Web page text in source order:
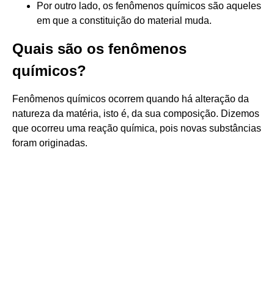
Por outro lado, os fenômenos químicos são aqueles
em que a constituição do material muda.
Quais são os fenômenos
químicos?
Fenômenos químicos ocorrem quando há alteração da
natureza da matéria, isto é, da sua composição. Dizemos
que ocorreu uma reação química, pois novas substâncias
foram originadas.